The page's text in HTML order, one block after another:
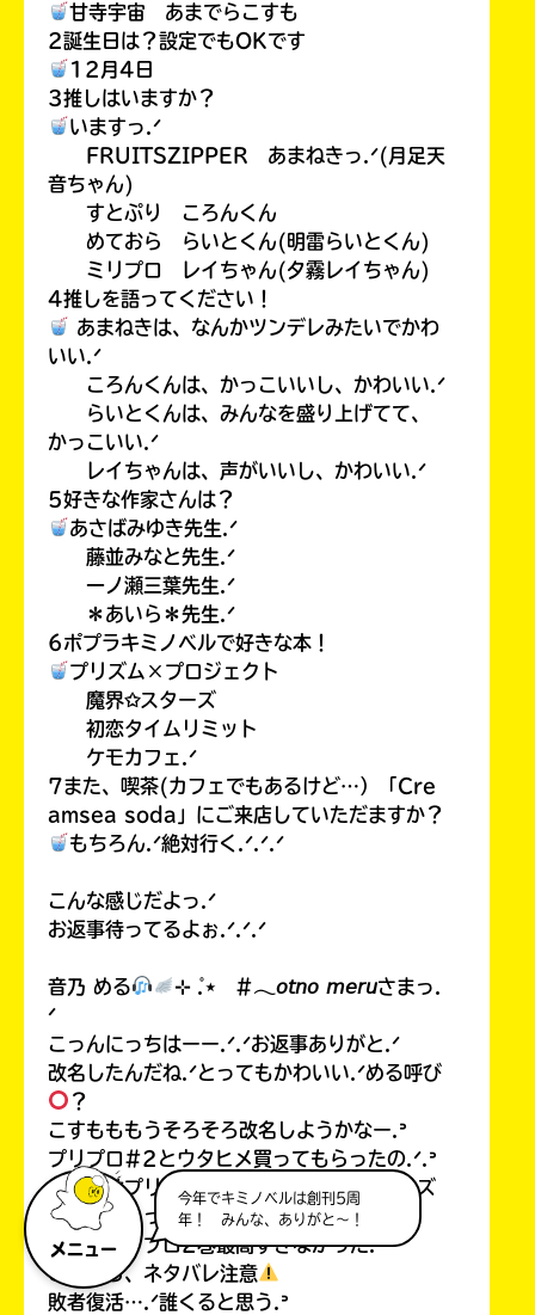
メニュー
今年でキミノベルは創刊5周
年！ みんな、ありがと～！
甘寺宇宙 あまでらこすも
2誕生日は？設定でもOKです
12月4日
3推しはいますか？
いますっ.ᐟ
FRUITSZIPPER あまねきっ.ᐟ(月足天
音ちゃん)
すとぷり ころんくん
めておら らいとくん(明雷らいとくん)
ミリプロ レイちゃん(夕霧レイちゃん)
4推しを語ってください！
あまねきは、なんかツンデレみたいでかわ
いい.ᐟ
ころんくんは、かっこいいし、かわいい.ᐟ
らいとくんは、みんなを盛り上げてて、
かっこいい.ᐟ
レイちゃんは、声がいいし、かわいい.ᐟ
5好きな作家さんは？
あさばみゆき先生.ᐟ
藤並みなと先生.ᐟ
一ノ瀬三葉先生.ᐟ
＊あいら＊先生.ᐟ
6ポプラキミノベルで好きな本！
プリズム×プロジェクト
魔界✩スターズ
初恋タイムリミット
ケモカフェ.ᐟ
7また、喫茶(カフェでもあるけど…）「Cre
amsea soda」にご来店していただますか？
もちろん.ᐟ絶対行く.ᐟ.ᐟ.ᐟ
こんな感じだよっ.ᐟ
お返事待ってるよぉ.ᐟ.ᐟ.ᐟ
音乃 める
⊹ ̊.⋆ #𓂃𝘰𝘵𝘯𝘰 𝘮𝘦𝘳𝘶さまっ.
ᐟ
こっんにっちはーー.ᐟ.ᐟお返事ありがと.ᐟ
改名したんだね.ᐟとってもかわいい.ᐟめる呼び
？
こすもももうそろそろ改名しようかなー.ᐣ
プリプロ#2とウタヒメ買ってもらったの.ᐟ.ᐣ
こすもはプリプロ#1と#2と魔界✩スターズ
買ってもらったー.ᐟ
ねえ、プリプロ2巻最高すぎなかった.ᐣ
ここから、ネタバレ注意
敗者復活….ᐟ誰くると思う.ᐣ